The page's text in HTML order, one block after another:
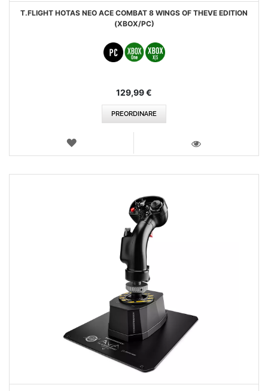
T.FLIGHT HOTAS NEO ACE COMBAT 8 WINGS OF THEVE EDITION
(XBOX/PC)
129,99 €
PREORDINARE
LISTA